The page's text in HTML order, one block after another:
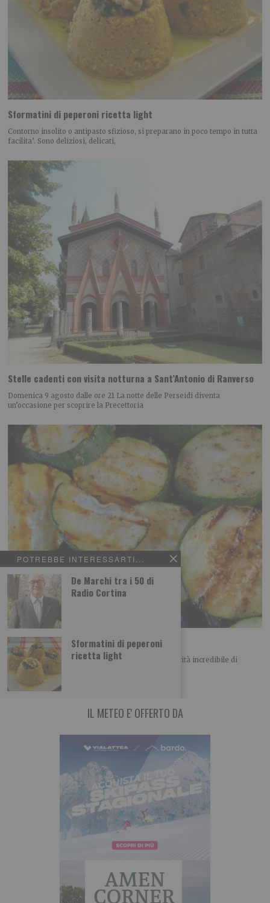
POTREBBE INTERESSARTI...
De Marchi tra i 50 di
Radio Cortina
Sformatini di peperoni
ricetta light
Sformatini di peperoni ricetta light
Contorno insolito o antipasto sfizioso, si preparano in poco tempo in tutta
facilita’. Sono deliziosi, delicati,
Stelle cadenti con visita notturna a Sant’Antonio di Ranverso
Domenica 9 agosto dalle ore 21 La notte delle Perseidi diventa
un’occasione per scoprire la Precettoria
Zucchine allo zenzero fresco
In questo periodo i nostri orti producono una quantità incredibile di
zucchine. Molto versatili in cucina,
IL METEO E' OFFERTO DA